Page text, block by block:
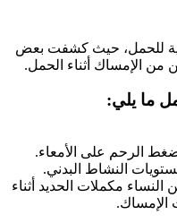
للحمل، حيث كشفت بعض
ما يلي:
الرحم على الأمعاء.
النشاط البدني.
النساء مكملات الحديد أثناء
الإمساك.